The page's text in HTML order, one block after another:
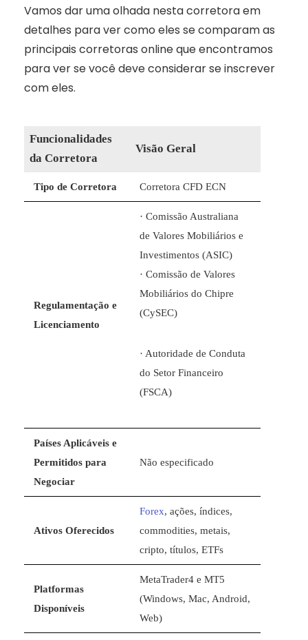
Vamos dar uma olhada nesta corretora em
detalhes para ver como eles se comparam as
principais corretoras online que encontramos
para ver se você deve considerar se inscrever
com eles.
Funcionalidades
da Corretora
Visão Geral
Tipo de Corretora Corretora CFD ECN
Regulamentação e
Licenciamento
· Comissão Australiana
de Valores Mobiliários e
Investimentos (ASIC)
· Comissão de Valores
Mobiliários do Chipre
(CySEC)
· Autoridade de Conduta
do Setor Financeiro
(FSCA)
Países Aplicáveis e
Permitidos para
Negociar
Não especificado
Ativos Oferecidos
Forex, ações, índices,
commodities, metais,
cripto, títulos, ETFs
Platformas
Disponíveis
MetaTrader4 e MT5
(Windows, Mac, Android,
Web)